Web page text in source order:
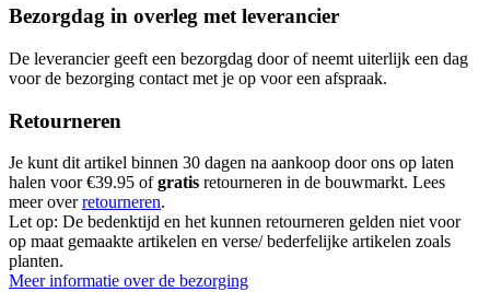
Bezorgdag in overleg met leverancier
De leverancier geeft een bezorgdag door of neemt uiterlijk een dag
voor de bezorging contact met je op voor een afspraak.
Retourneren
Je kunt dit artikel binnen 30 dagen na aankoop door ons op laten
halen voor €39.95 ofgratis retourneren in de bouwmarkt. Lees
meer overretourneren.
Let op: De bedenktijd en het kunnen retourneren gelden niet voor
op maat gemaakte artikelen en verse/ bederfelijke artikelen zoals
planten.
Meer informatie over de bezorging